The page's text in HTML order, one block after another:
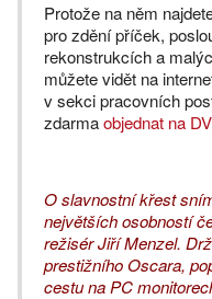
Protože na něm
pro zdění příček,
rekonstrukcích a
můžete vidět na
v sekci pracovních
zdarmaobjednat na
O slavnostní křest
největších osobností
režisér Jiří Menzel.
prestižního Oscara,
cestu na PC